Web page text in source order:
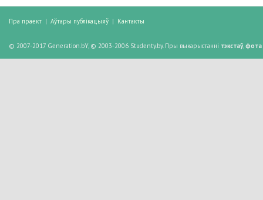
Пра праект | Аўтары публікацыяў | Кантакты
© 2007-2017 Generation.bY, © 2003-2006 Studenty.by. Пры выкарыстанні тэкстаў, фота